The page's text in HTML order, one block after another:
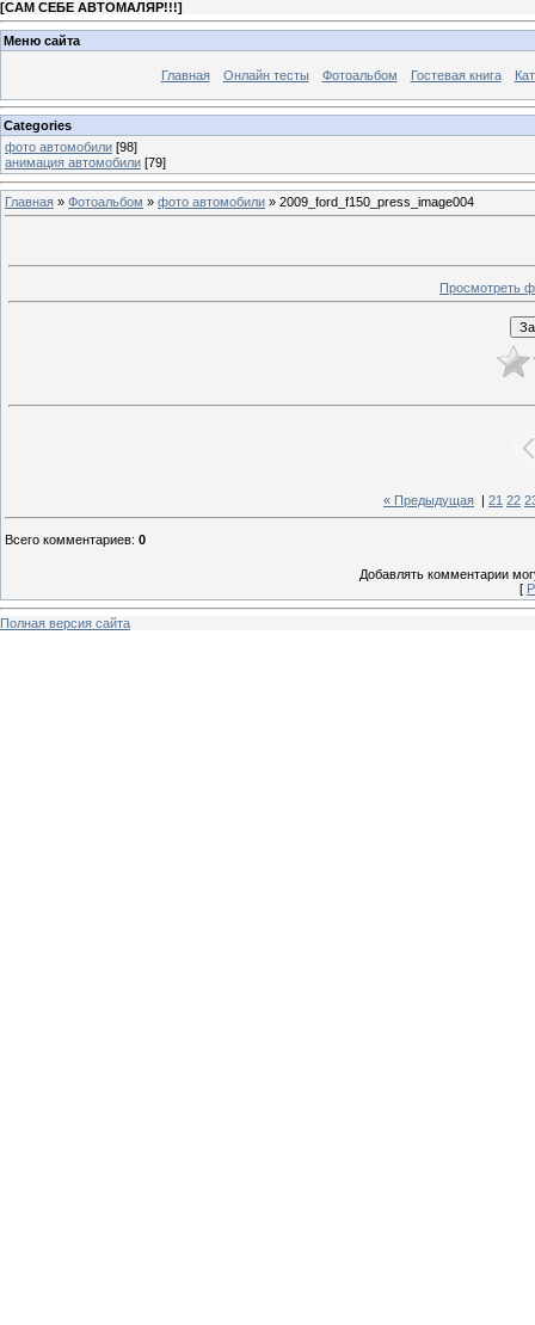
[САМ СЕБЕ АВТОМАЛЯР!!!]
Меню сайта
Главная Онлайн тесты Фотоальбом Гостевая книга
Categories
фото автомобили [98]
анимация автомобили [79]
Главная » Фотоальбом » фото автомобили » 2009_ford_f150_press_image004
Просмотреть
« Предыдущая | 21 22
Всего комментариев: 0
Добавлять комментарии
[
Полная версия сайта